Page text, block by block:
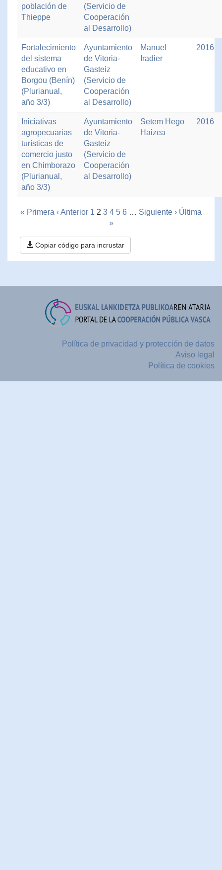
población de
Thieppe
(Servicio de
Cooperación
al Desarrollo)
Fortalecimiento
del sistema
educativo en
Borgou (Benín)
(Plurianual,
año 3/3)
Ayuntamiento
de Vitoria-
Gasteiz
(Servicio de
Cooperación
al Desarrollo)
Manuel
Iradier
2016
Iniciativas
agropecuarias
turísticas de
comercio justo
en Chimborazo
(Plurianual,
año 3/3)
Ayuntamiento
de Vitoria-
Gasteiz
(Servicio de
Cooperación
al Desarrollo)
Setem Hego
Haizea
2016
« Primera ‹ Anterior 1 2 3 4 5 6 … Siguiente › Última
»
Copiar código para incrustar
Política de privacidad y protección de datos
Aviso legal
Política de cookies